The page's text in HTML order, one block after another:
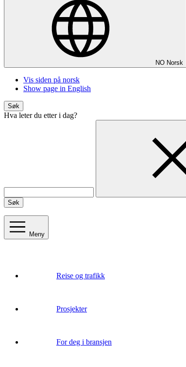
NO Norsk
Vis siden på norsk
Show page in English
Søk
Hva leter du etter i dag?
Søk
Meny
Reise og trafikk
Prosjekter
For deg i bransjen